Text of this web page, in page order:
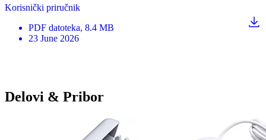
Korisnički priručnik
PDF datoteka, 8.4 MB
23 June 2026
Delovi & Pribor